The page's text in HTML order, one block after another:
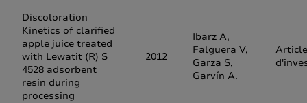
Discoloration
Kinetics of clarified
apple juice treated
with Lewatit (R) S
4528 adsorbent
resin during
processing
2012
Ibarz A,
Falguera V,
Garza S,
Garvín A.
Article